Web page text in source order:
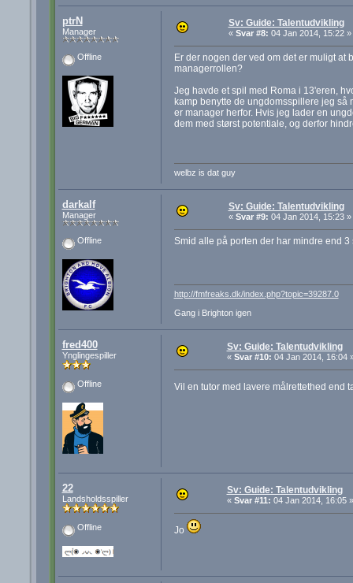
ptrN
Manager
Offline
Sv: Guide: Talentudvikling
« Svar #8: 04 Jan 2014, 15:22 »
Er der nogen der ved om det er muligt at
managerrollen?
Jeg havde et spil med Roma i 13'eren,
kamp benytte de ungdomsspillere jeg så
er manager herfor. Hvis jeg lader en
dem med størst potentiale, og derfor
welbz is dat guy
darkalf
Manager
Offline
Sv: Guide: Talentudvikling
« Svar #9: 04 Jan 2014, 15:23 »
Smid alle på porten der har mindre end
http://fmfreaks.dk/index.php?topic=39287.0
Gang i Brighton igen
fred400
Ynglingespiller
Offline
Sv: Guide: Talentudvikling
« Svar #10: 04 Jan 2014, 16:04
Vil en tutor med lavere målrettethed end
22
Landsholdsspiller
Offline
Sv: Guide: Talentudvikling
« Svar #11: 04 Jan 2014, 16:05 »
Jo